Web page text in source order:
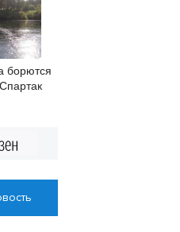
борются